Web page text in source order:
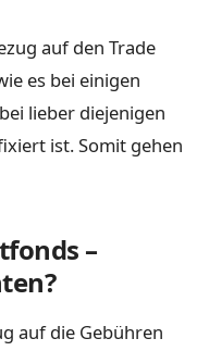
auf den Trade
es bei einigen
lieber diejenigen
ist. Somit gehen
–
auf die Gebühren